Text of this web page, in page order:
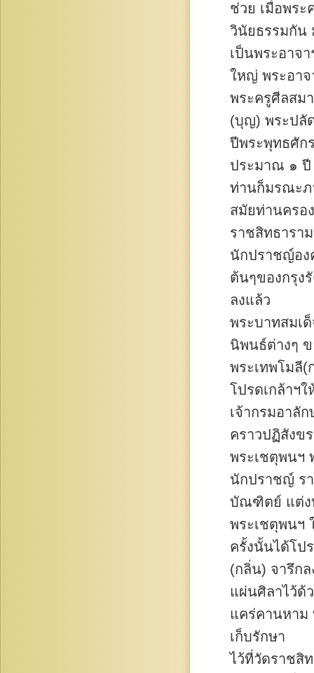
ช่วย เมื่อพระ
วินัยธรรมกัน
เป็นพระอาจา
ใหญ่ พระอาจ
พระครูศีลสม
(บุญ) พระปลั
ปีพระพุทธศัก
ประมาณ ๑ ปี
ท่านก็มรณะภ
สมัยท่านครอ
ราชสิทธารา
นักปราชญ์อง
ต้นๆของกรุง
ลงแล้ว
พระบาทสมเ
นิพนธ์ต่างๆ ข
พระเทพโมลี
โปรดเกล้าฯใ
เจ้ากรมอาลั
คราวปฏิสังข
พระเชตุพนฯ
นักปราชญ์ ร
บัณฑิตย์ แต่ง
พระเชตุพนฯ
ครั้งนั้นได้โป
(กลิ่น) จารึกล
แผ่นศิลาไว้ด้
แคร่คานหาม
เก็บรักษา
ไว้ที่วัดราชสิ